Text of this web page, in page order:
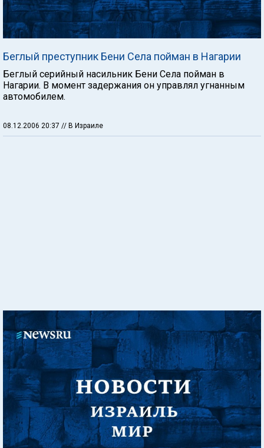
Беглый преступник Бени Села пойман в Нагарии
Беглый серийный насильник Бени Села пойман в
Нагарии. В момент задержания он управлял угнанным
автомобилем.
08.12.2006 20:37 // В Израиле